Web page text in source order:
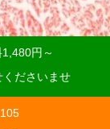
円～
ださいませ